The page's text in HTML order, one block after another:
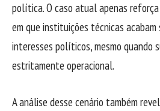
política. O caso atual apenas
em que instituições técnicas
interesses políticos, mesmo quando
estritamente operacional.
A análise desse cenário também